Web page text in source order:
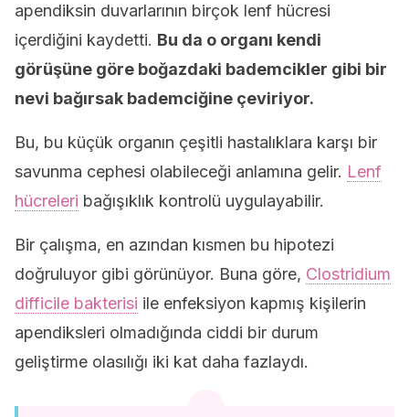
apendiksin duvarlarının birçok lenf hücresi
içerdiğini kaydetti. Bu da o organı kendi
görüşüne göre boğazdaki bademcikler gibi bir
nevi bağırsak bademciğine çeviriyor.
Bu, bu küçük organın çeşitli hastalıklara karşı bir
savunma cephesi olabileceği anlamına gelir. Lenf
hücreleri bağışıklık kontrolü uygulayabilir.
Bir çalışma, en azından kısmen bu hipotezi
doğruluyor gibi görünüyor. Buna göre, Clostridium
difficile bakterisi ile enfeksiyon kapmış kişilerin
apendiksleri olmadığında ciddi bir durum
geliştirme olasılığı iki kat daha fazlaydı.